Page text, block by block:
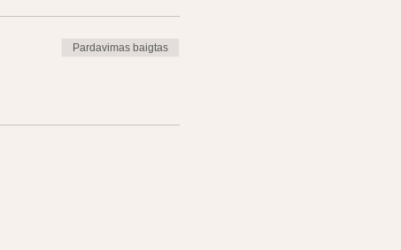
Pardavimas baigtas